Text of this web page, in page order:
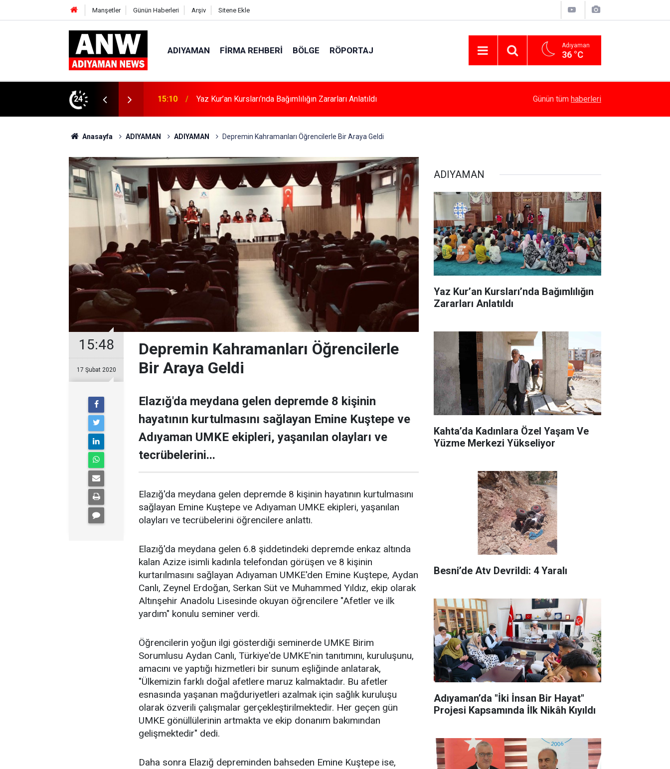
Manşetler Günün Haberleri Arşiv Sitene Ekle
ADIYAMAN FIRMA REHBERI BÖLGE RÖPORTAJ Adıyaman
36 °C
24
Zararları Anlatıldı 15:04 Kahta’da Kadınlara Özel Yaşam Ve Yüzme Merkezi Yükseliyor Besni’de Atv Devrildi: 4 Yaralı
Günün tüm haberleri
Anasayfa ADIYAMAN ADIYAMAN Depremin Kahramanları Öğrencilerle Bir Araya Geldi
15:48
17 Şubat 2020
Depremin Kahramanları Öğrencilerle
Bir Araya Geldi
Elazığ'da meydana gelen depremde 8 kişinin
hayatının kurtulmasını sağlayan Emine Kuştepe ve
Adıyaman UMKE ekipleri, yaşanılan olayları ve
tecrübelerini...
Elazığ'da meydana gelen depremde 8 kişinin hayatının kurtulmasını
sağlayan Emine Kuştepe ve Adıyaman UMKE ekipleri, yaşanılan
olayları ve tecrübelerini öğrencilere anlattı.
Elazığ'da meydana gelen 6.8 şiddetindeki depremde enkaz altında
kalan Azize isimli kadınla telefondan görüşen ve 8 kişinin
kurtarılmasını sağlayan Adıyaman UMKE'den Emine Kuştepe, Aydan
Canlı, Zeynel Erdoğan, Serkan Süt ve Muhammed Yıldız, ekip olarak
Altınşehir Anadolu Lisesinde okuyan öğrencilere "Afetler ve ilk
yardım" konulu seminer verdi.
Öğrencilerin yoğun ilgi gösterdiği seminerde UMKE Birim
Sorumlusu Aydan Canlı, Türkiye'de UMKE'nin tanıtımını, kuruluşunu,
amacını ve yaptığı hizmetleri bir sunum eşliğinde anlatarak,
"Ülkemizin farklı doğal afetlere maruz kalmaktadır. Bu afetler
esnasında yaşanan mağduriyetleri azalmak için sağlık kuruluşu
olarak özverili çalışmalar gerçekleştirilmektedir. Her geçen gün
UMKE gönüllülerinin artmakta ve ekip donanım bakımından
gelişmektedir" dedi.
Daha sonra Elazığ depreminden bahseden Emine Kuştepe ise,
ADIYAMAN
Yaz Kur’an Kursları’nda Bağımlılığın
Zararları Anlatıldı
Kahta’da Kadınlara Özel Yaşam Ve
Yüzme Merkezi Yükseliyor
Besni’de Atv Devrildi: 4 Yaralı
Adıyaman’da "İki İnsan Bir Hayat"
Projesi Kapsamında İlk Nikâh Kıyıldı